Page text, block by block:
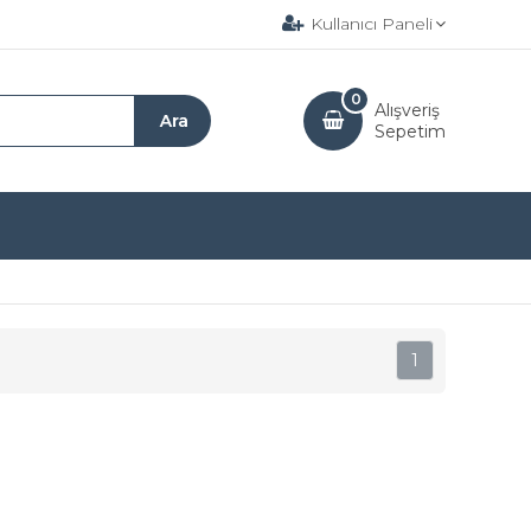
Kullanıcı Paneli
Alışveriş
Sepetim
0
1